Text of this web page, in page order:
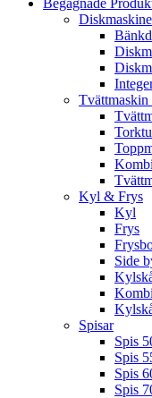
Begagnade
Kyl & Frys
Kyl
Frys
Side
Spisar
Spis
Spis
Spis
Spis